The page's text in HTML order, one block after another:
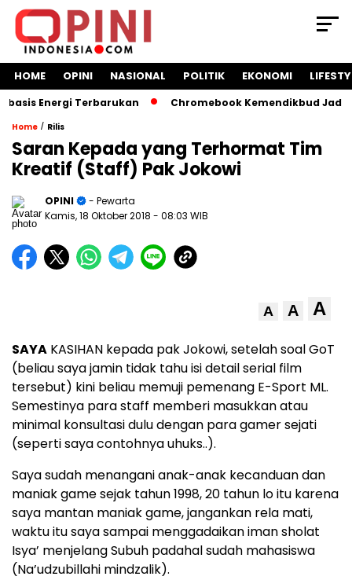
HOME OPINI NASIONAL POLITIK EKONOMI
Energi Terbarukan Chromebook Kemendikbud Jadi
Home / Rilis
Saran Kepada yang Terhormat Tim
Kreatif (Staff) Pak Jokowi
OPINI
- Pewarta
Kamis, 18 Oktober 2018 - 08:03 WIB
A A A
SAYA KASIHAN kepada pak Jokowi, setelah soal GoT
(beliau saya jamin tidak tahu isi detail serial film
tersebut) kini beliau memuji pemenang E-Sport ML.
Semestinya para staff memberi masukkan atau
minimal konsultasi dulu dengan para gamer sejati
(seperti saya contohnya uhuks..).
Saya sudah menangani anak-anak kecanduan dan
maniak game sejak tahun 1998, 20 tahun lo itu karena
saya mantan maniak game, jangankan rela mati,
waktu itu saya sampai menggadaikan iman sholat
Isya’ menjelang Subuh padahal sudah mahasiswa
(Na’udzubillahi mindzalik).